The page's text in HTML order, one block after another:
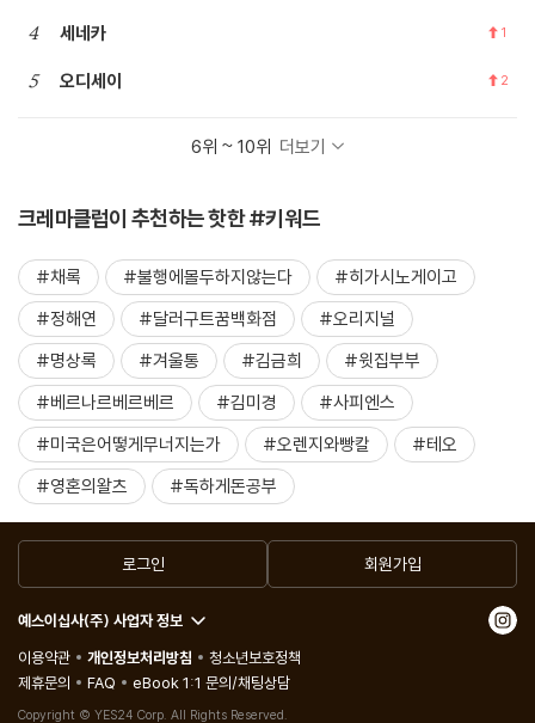
4 세네카 1
5 오디세이 2
6위 ~ 10위 더보기
크레마클럽이 추천하는 핫한 #키워드
#채록 #불행에몰두하지않는다
#히가시노게이고
#정해연
#달러구트꿈백화점
#오리지널
#명상록
#겨울통 #김금희
#윗집부부
#베르나르베르베르
#김미경
#사피엔스
#미국은어떻게무너지는가
#오렌지와빵칼
#테오
#영혼의왈츠
#독하게돈공부
로그인 회원가입
예스이십사(주) 사업자 정보
이용약관
개인정보처리방침
청소년보호정책
제휴문의
FAQ eBook 1:1 문의/채팅상담
Copyright © YES24 Corp. All Rights Reserved.